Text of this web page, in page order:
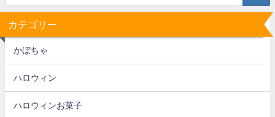
カテゴリー
かぼちゃ
ハロウィン
ハロウィンお菓子